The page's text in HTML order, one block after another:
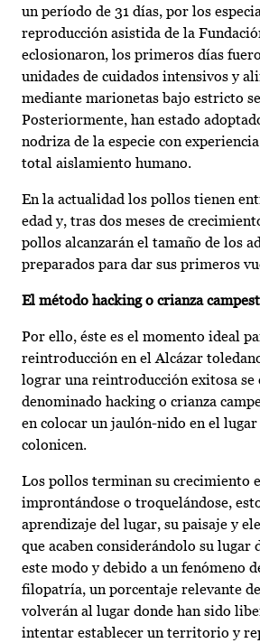
un período de 31 días, por los
reproducción asistida de la
eclosionaron, los primeros días
unidades de cuidados intensivos y
mediante marionetas bajo estricto
Posteriormente, han estado
nodriza de la especie con
total aislamiento humano.
En la actualidad los pollos tienen
edad y, tras dos meses de
pollos alcanzarán el tamaño de los
preparados para dar sus primeros
El método hacking o crianza
Por ello, éste es el momento ideal
reintroducción en el Alcázar
lograr una reintroducción exitosa se
denominado hacking o crianza
en colocar un jaulón-nido en el lugar
colonicen.
Los pollos terminan su crecimiento
improntándose o troquelándose,
aprendizaje del lugar, su paisaje y
que acaben considerándolo su lugar
este modo y debido a un fenómeno
filopatría, un porcentaje relevante
volverán al lugar donde han sido
intentar establecer un territorio y